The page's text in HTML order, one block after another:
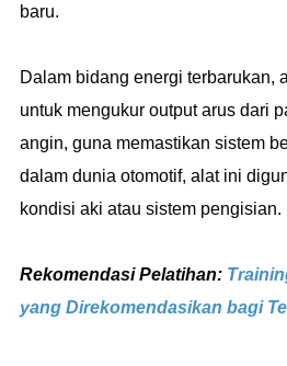
baru.
Dalam bidang energi terbarukan,
untuk mengukur output arus dari
angin, guna memastikan sistem
dalam dunia otomotif, alat ini
kondisi aki atau sistem pengisian.
Rekomendasi Pelatihan:
yang Direkomendasikan bagi